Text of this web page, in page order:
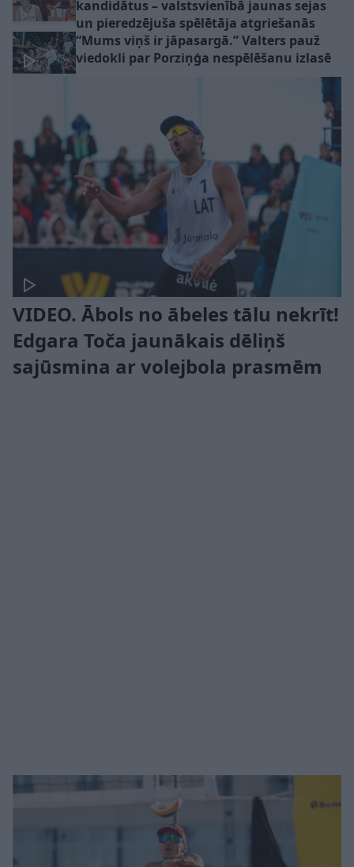
kandidātus – valstsvienībā jaunas sejas
un pieredzējuša spēlētāja atgriešanās
“Mums viņš ir jāpasargā.” Valters pauž
viedokli par Porziņģa nespēlēšanu izlasē
VIDEO. Ābols no ābeles tālu nekrīt!
Edgara Toča jaunākais dēliņš
sajūsmina ar volejbola prasmēm